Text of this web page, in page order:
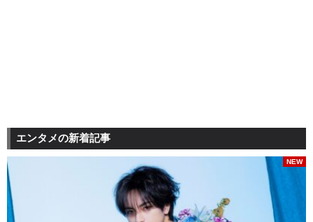
エンタメの新着記事
NEW